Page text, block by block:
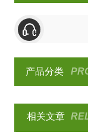
产品分类
相关文章